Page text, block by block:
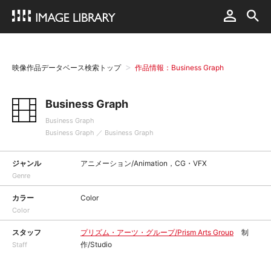
映像作品データベース検索トップ 作品情報：Business Graph
Business Graph
Business Graph
Business Graph ／ Business Graph
ジャンル
Genre
アニメーション/Animation，CG・VFX
カラー
Color
Color
スタッフ
Staff
プリズム・アーツ・グループ/Prism Arts Group
制
作/Studio